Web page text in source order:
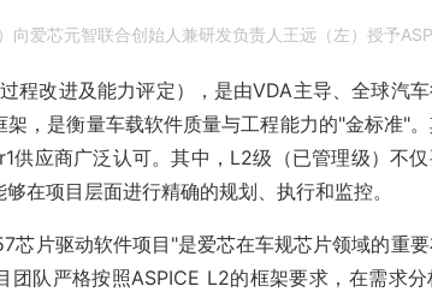
向爱芯元智联合创始人兼研发负责人王远（左）授予
程改进及能力评定），是由VDA主导、全球汽
，是衡量车载软件质量与工程能力的"金标准"
供应商广泛认可。其中，L2级（已管理级）不
在项目层面进行精确的规划、执行和监控。
芯片驱动软件项目"是爱芯在车规芯片领域的重
队严格按照ASPICE L2的框架要求，在需求分